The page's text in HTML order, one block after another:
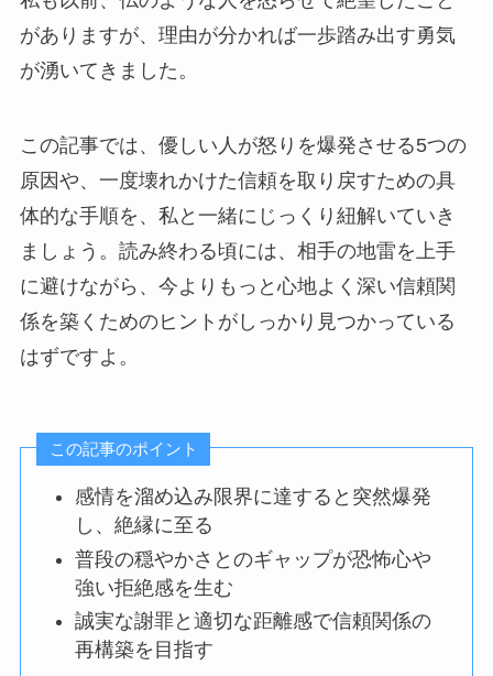
がありますが、理由が分かれば一歩踏み出す勇気
が湧いてきました。
この記事では、優しい人が怒りを爆発させる5つの
原因や、一度壊れかけた信頼を取り戻すための具
体的な手順を、私と一緒にじっくり紐解いていき
ましょう。読み終わる頃には、相手の地雷を上手
に避けながら、今よりもっと心地よく深い信頼関
係を築くためのヒントがしっかり見つかっている
はずですよ。
この記事のポイント
感情を溜め込み限界に達すると突然爆発
し、絶縁に至る
普段の穏やかさとのギャップが恐怖心や
強い拒絶感を生む
誠実な謝罪と適切な距離感で信頼関係の
再構築を目指す